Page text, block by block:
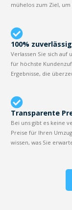
mühelos zum Ziel, um
100%
Verlassen Sie sich auf
für höchste
Ergebnisse, die
Transparente
Bei uns gibt es keine
Preise für Ihren
wissen, was Sie